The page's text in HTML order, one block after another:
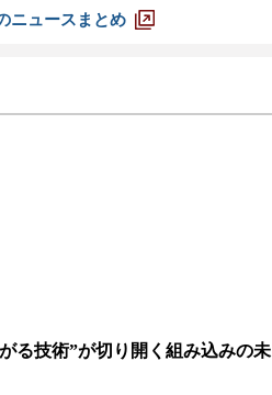
ニュースまとめ
る技術”が切り開く組み込みの未